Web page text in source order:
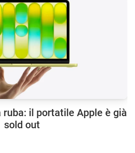
ruba: il portatile Apple è già
sold out